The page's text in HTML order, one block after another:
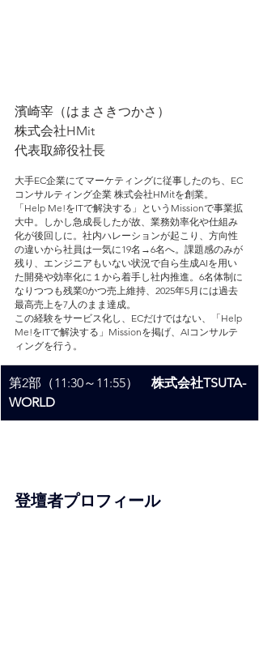
濱崎宰（はまさきつかさ）
株式会社HMit
代表取締役社長
大手EC企業にてマーケティングに従事したのち、EC
コンサルティング企業 株式会社HMitを創業。
「Help Me!をITで解決する」というMissionで事業拡
大中。しかし急成長したが故、業務効率化や仕組み
化が後回しに。社内ハレーションが起こり、方向性
の違いから社員は一気に19名→6名へ。課題感のみが
残り、エンジニアもいない状況で自ら生成AIを用い
た開発や効率化に１から着手し社内推進。6名体制に
なりつつも残業0かつ売上維持、2025年5月には過去
最高売上を7人のまま達成。
この経験をサービス化し、ECだけではない、「Help
Me!をITで解決する」Missionを掲げ、AIコンサルテ
ィングを行う。
第2部（11:30～11:55） 株式会社TSUTA-
WORLD
登壇者プロフィール